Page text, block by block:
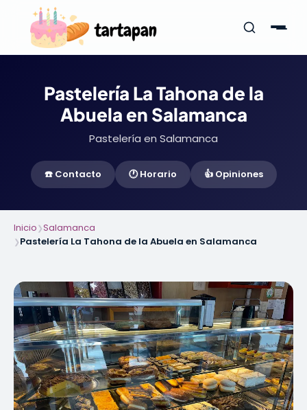
Pastelería La Tahona de la
Abuela en Salamanca
Pastelería en Salamanca
☎️ Contacto 🕐 Horario 👍 Opiniones
Inicio❯Salamanca
❯Pastelería La Tahona de la Abuela en Salamanca